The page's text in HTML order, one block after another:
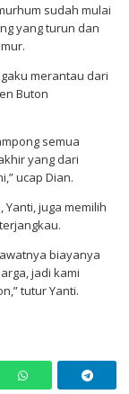
sudah mulai
yang turun dan
merantau dari
Buton
semua
yang dari
ucap Dian.
juga memilih
biayanya
jadi kami
tutur Yanti.